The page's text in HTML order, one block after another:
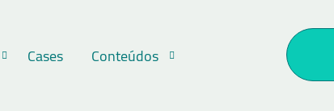
Cases Conteúdos